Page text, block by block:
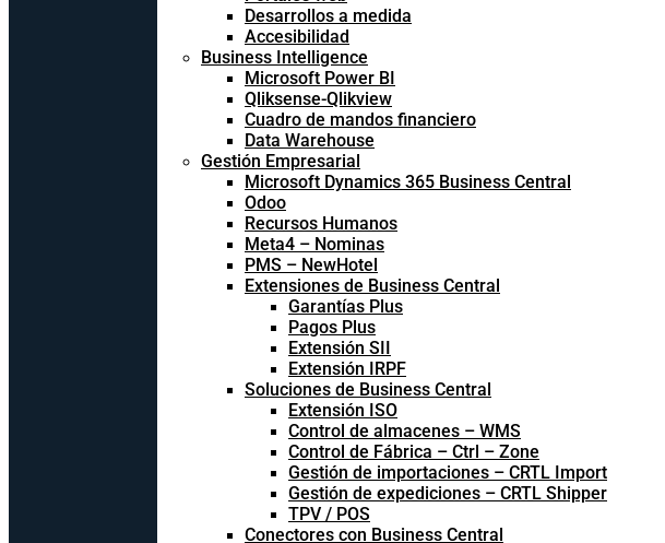
Desarrollos a medida
Accesibilidad
Business Intelligence
Microsoft Power BI
Qliksense-Qlikview
Cuadro de mandos financiero
Data Warehouse
Gestión Empresarial
Microsoft Dynamics 365 Business Central
Odoo
Recursos Humanos
Meta4 – Nominas
PMS – NewHotel
Extensiones de Business Central
Garantías Plus
Pagos Plus
Extensión SII
Extensión IRPF
Soluciones de Business Central
Extensión ISO
Control de almacenes – WMS
Control de Fábrica – Ctrl – Zone
Gestión de importaciones – CRTL Import
Gestión de expediciones – CRTL Shipper
TPV / POS
Conectores con Business Central